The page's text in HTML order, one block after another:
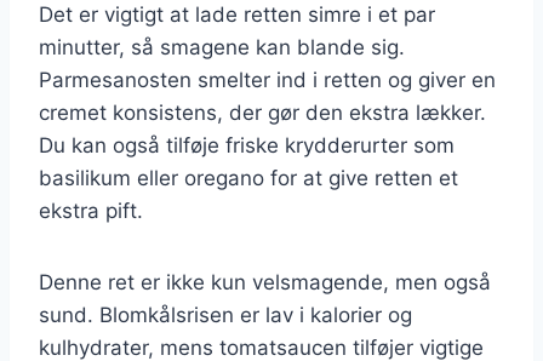
Det er vigtigt at lade retten simre i et par
minutter, så smagene kan blande sig.
Parmesanosten smelter ind i retten og giver en
cremet konsistens, der gør den ekstra lækker.
Du kan også tilføje friske krydderurter som
basilikum eller oregano for at give retten et
ekstra pift.
Denne ret er ikke kun velsmagende, men også
sund. Blomkålsrisen er lav i kalorier og
kulhydrater, mens tomatsaucen tilføjer vigtige